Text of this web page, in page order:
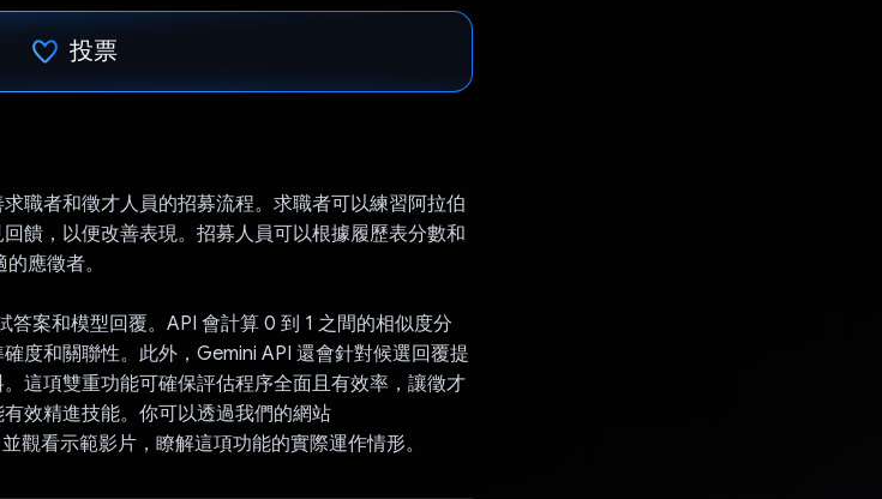
投票
職者和徵才人員的招募流程。求職者可以練習阿拉伯
饋，以便改善表現。招募人員可以根據履歷表分數和
應徵者。
答案和模型回覆。API 會計算 0 到 1 之間的相似度分
度和關聯性。此外，Gemini API 還會針對候選回覆提
這項雙重功能可確保評估程序全面且有效率，讓徵才
效精進技能。你可以透過我們的網站
觀看示範影片，瞭解這項功能的實際運作情形。